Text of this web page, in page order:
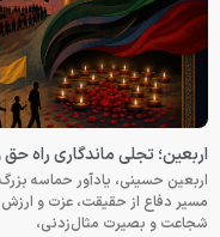
اربعین؛ تجلی ماندگاری راه حق
اربعین حسینی، یادآور حماسه
مسیر دفاع از حقیقت، عزت و
شجاعت و بصیرت مثال‌زدنی،